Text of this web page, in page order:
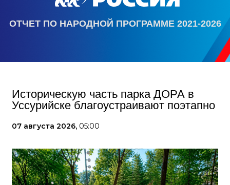
ОТЧЕТ ПО НАРОДНОЙ ПРОГРАММЕ 2021-2026
Историческую часть парка ДОРА в
Уссурийске благоустраивают поэтапно
07 августа 2026, 05:00